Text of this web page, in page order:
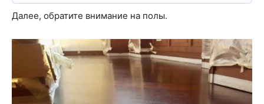
Далее, обратите внимание на полы.